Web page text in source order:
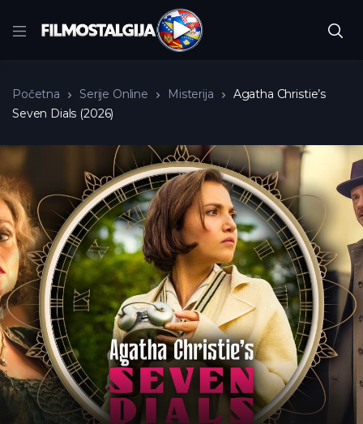
Početna Serije Online Misterija
Agatha Christie’s
Seven Dials (2026)